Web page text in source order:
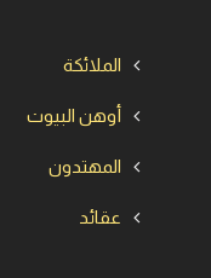
الملائكة
أوهن البيوت
المهتدون
عقائد